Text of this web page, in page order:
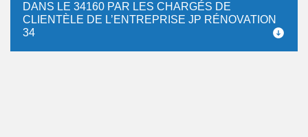
DANS LE 34160 PAR LES CHARGÉS DE
CLIENTÈLE DE L’ENTREPRISE JP RÉNOVATION
34